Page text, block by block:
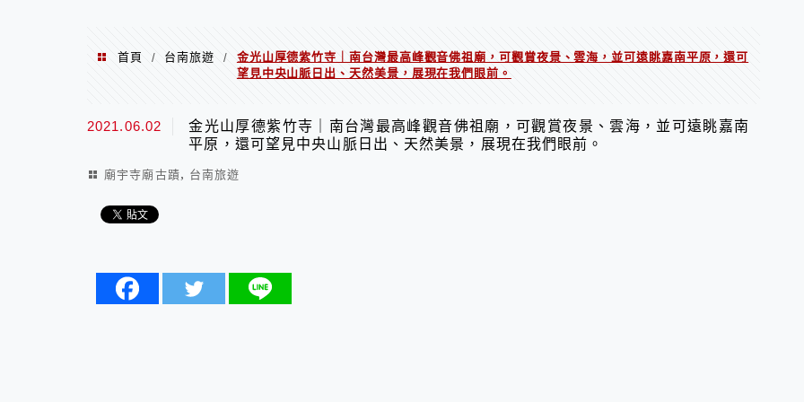
首頁 / 台南旅遊 /
金光山厚德紫竹寺｜南台灣最高峰觀音佛祖廟，可觀賞夜景、雲海，並可遠眺嘉南平原，還可
望見中央山脈日出、天然美景，展現在我們眼前。
2021.06.02
金光山厚德紫竹寺｜南台灣最高峰觀音佛祖廟，可觀賞夜景、雲海，並可遠眺嘉南
平原，還可望見中央山脈日出、天然美景，展現在我們眼前。
廟宇寺廟古蹟, 台南旅遊